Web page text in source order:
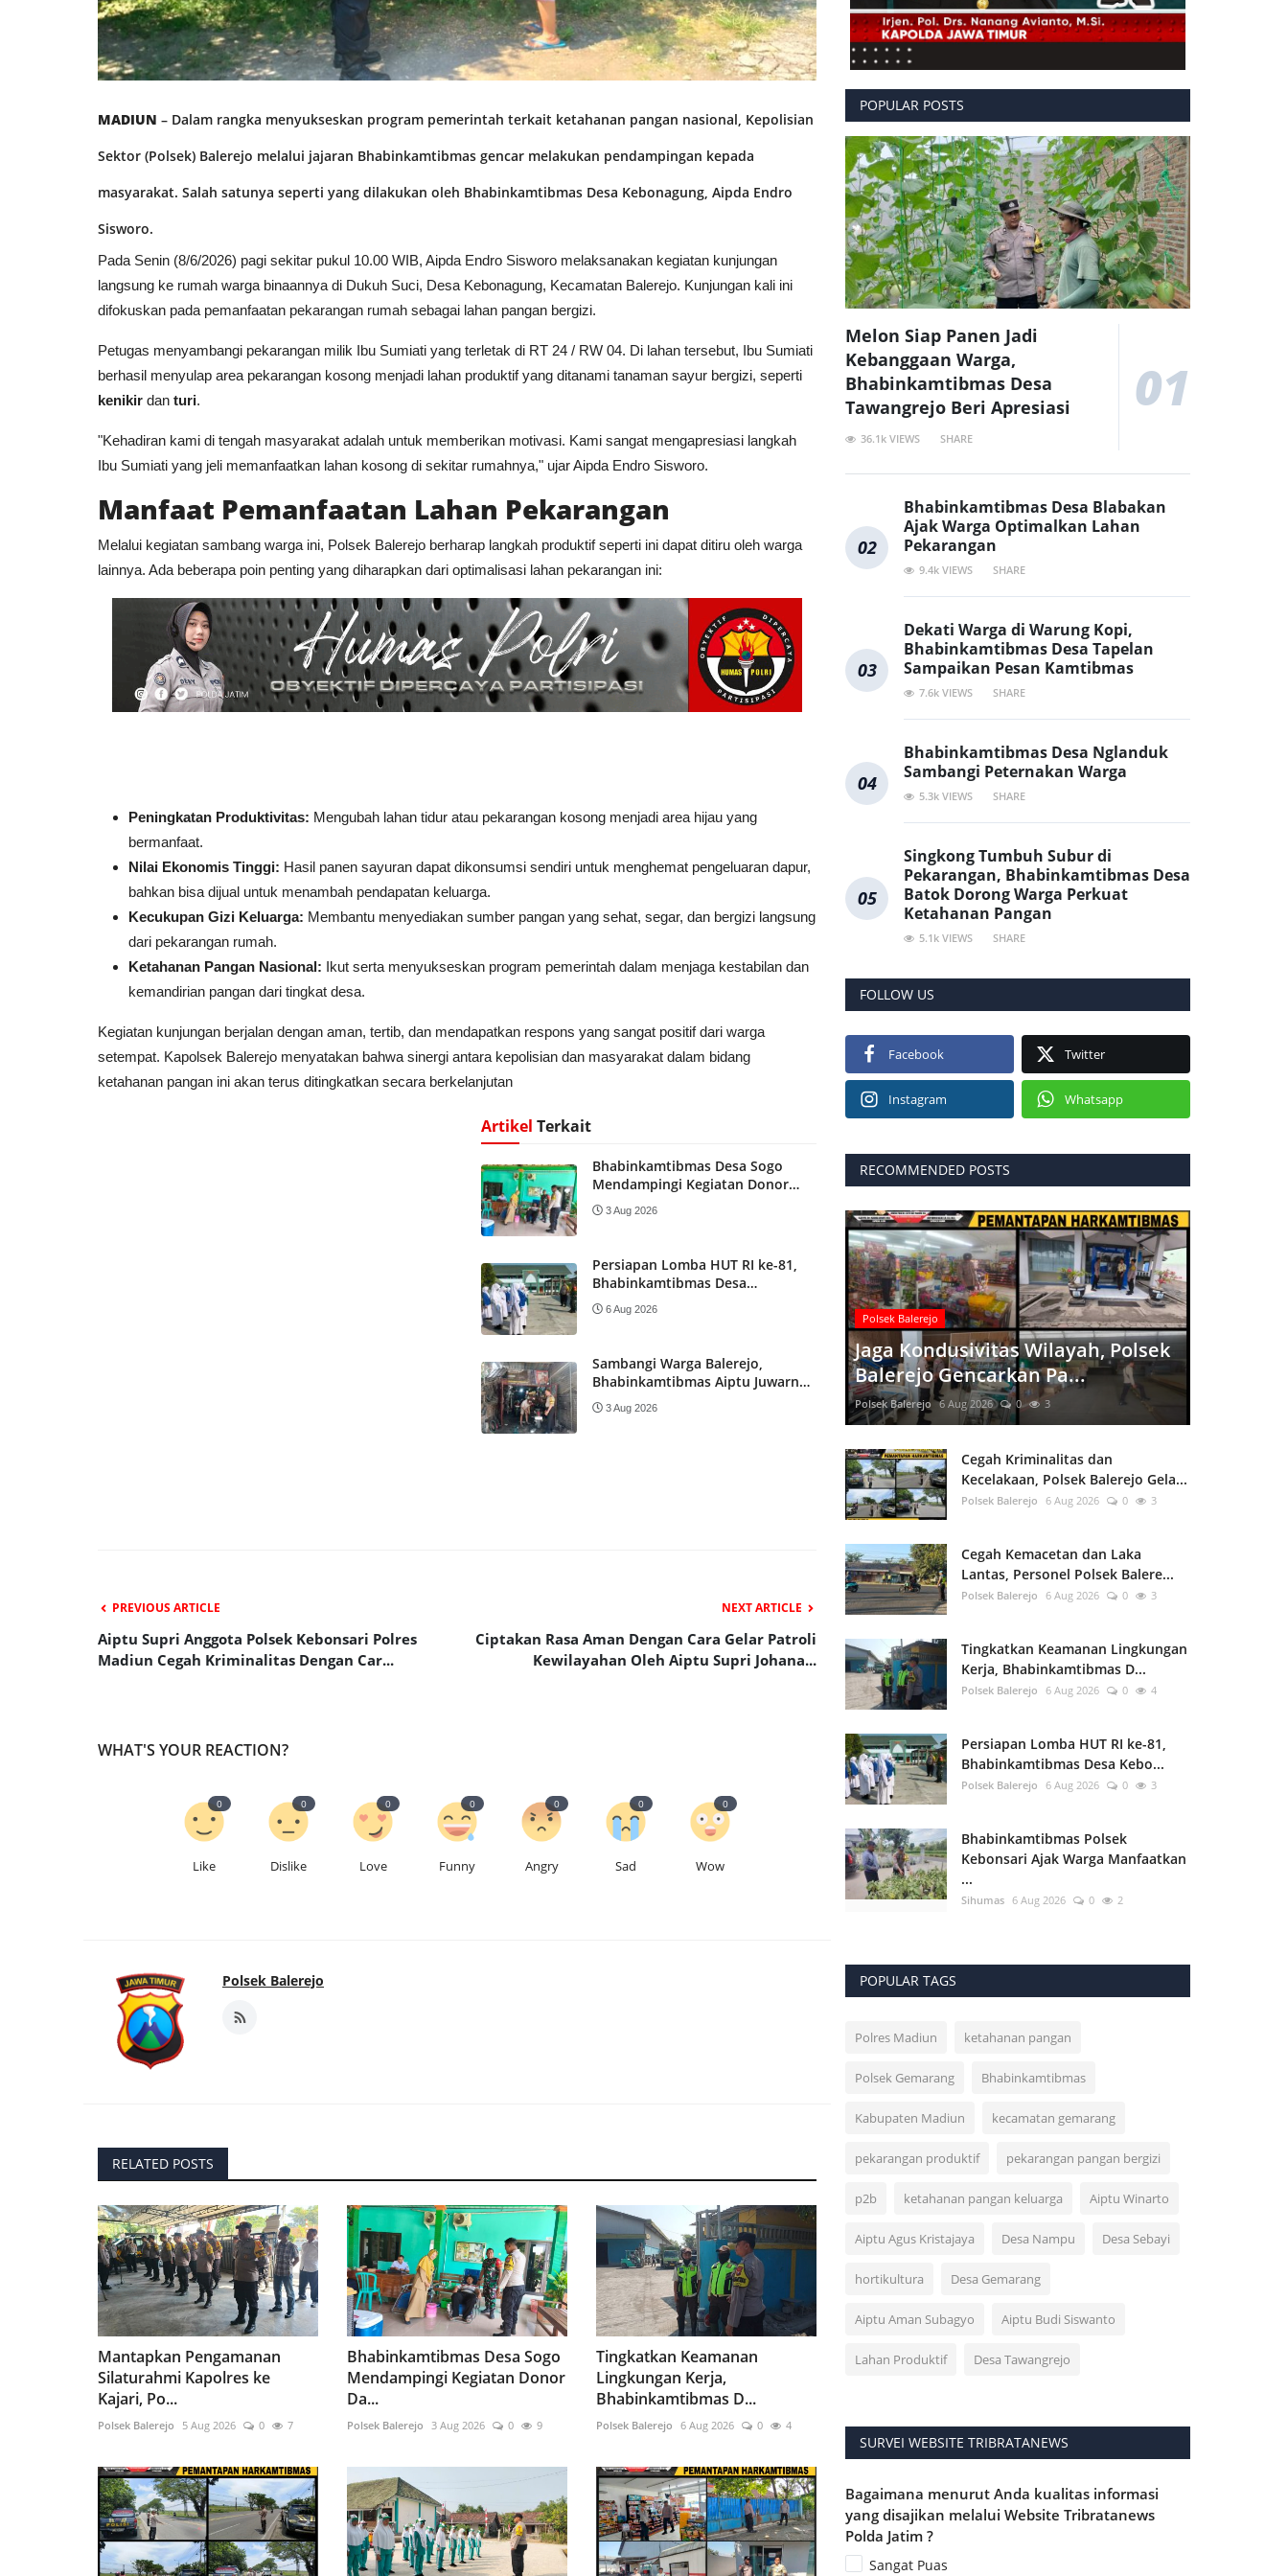
MADIUN – Dalam rangka menyukseskan program pemerintah terkait ketahanan pangan nasional, Kepolisian
Sektor (Polsek) Balerejo melalui jajaran Bhabinkamtibmas gencar melakukan pendampingan kepada
masyarakat. Salah satunya seperti yang dilakukan oleh Bhabinkamtibmas Desa Kebonagung, Aipda Endro
Sisworo.
​Pada Senin (8/6/2026) pagi sekitar pukul 10.00 WIB, Aipda Endro Sisworo melaksanakan kegiatan kunjungan
langsung ke rumah warga binaannya di Dukuh Suci, Desa Kebonagung, Kecamatan Balerejo. Kunjungan kali ini
difokuskan pada pemanfaatan pekarangan rumah sebagai lahan pangan bergizi.
​Petugas menyambangi pekarangan milik Ibu Sumiati yang terletak di RT 24 / RW 04. Di lahan tersebut, Ibu Sumiati
berhasil menyulap area pekarangan kosong menjadi lahan produktif yang ditanami tanaman sayur bergizi, seperti
kenikir dan turi.
​"Kehadiran kami di tengah masyarakat adalah untuk memberikan motivasi. Kami sangat mengapresiasi langkah
Ibu Sumiati yang jeli memanfaatkan lahan kosong di sekitar rumahnya," ujar Aipda Endro Sisworo.
Manfaat Pemanfaatan Lahan Pekarangan
​Melalui kegiatan sambang warga ini, Polsek Balerejo berharap langkah produktif seperti ini dapat ditiru oleh warga
lainnya. Ada beberapa poin penting yang diharapkan dari optimalisasi lahan pekarangan ini:
Peningkatan Produktivitas: Mengubah lahan tidur atau pekarangan kosong menjadi area hijau yang
bermanfaat.
Nilai Ekonomis Tinggi: Hasil panen sayuran dapat dikonsumsi sendiri untuk menghemat pengeluaran dapur,
bahkan bisa dijual untuk menambah pendapatan keluarga.
Kecukupan Gizi Keluarga: Membantu menyediakan sumber pangan yang sehat, segar, dan bergizi langsung
dari pekarangan rumah.
Ketahanan Pangan Nasional: Ikut serta menyukseskan program pemerintah dalam menjaga kestabilan dan
kemandirian pangan dari tingkat desa.
​Kegiatan kunjungan berjalan dengan aman, tertib, dan mendapatkan respons yang sangat positif dari warga
setempat. Kapolsek Balerejo menyatakan bahwa sinergi antara kepolisian dan masyarakat dalam bidang
ketahanan pangan ini akan terus ditingkatkan secara berkelanjutan
Artikel Terkait
Bhabinkamtibmas Desa Sogo
Mendampingi Kegiatan Donor
Darah dan Posbindu di desa sogo
3 Aug 2026
Persiapan Lomba HUT RI ke-81,
Bhabinkamtibmas Desa
Kebonagung Aipda Endro Sisworo
Latih PBB Siswi MI As-Salam
6 Aug 2026
Sambangi Warga Balerejo,
Bhabinkamtibmas Aiptu Juwarno
Tekankan Siskamling hingga
Imbau Waspada Kebakaran Lahan
3 Aug 2026
PREVIOUS ARTICLE
Aiptu Supri Anggota Polsek Kebonsari Polres
Madiun Cegah Kriminalitas Dengan Car...
NEXT ARTICLE
Ciptakan Rasa Aman Dengan Cara Gelar Patroli
Kewilayahan Oleh Aiptu Supri Johana...
WHAT'S YOUR REACTION?
Like
0
Dislike
0
Love
0
Funny
0
Angry
0
Sad
0
Wow
0
Polsek Balerejo
RELATED POSTS
Mantapkan Pengamanan
Silaturahmi Kapolres ke
Kajari, Po...
Polsek Balerejo 5 Aug 2026 0 7
Bhabinkamtibmas Desa Sogo
Mendampingi Kegiatan Donor
Da...
Polsek Balerejo 3 Aug 2026 0 9
Tingkatkan Keamanan
Lingkungan Kerja,
Bhabinkamtibmas D...
Polsek Balerejo 6 Aug 2026 0 4
POPULAR POSTS
Melon Siap Panen Jadi
Kebanggaan Warga,
Bhabinkamtibmas Desa
Tawangrejo Beri Apresiasi
36.1k VIEWS SHARE
01
02
Bhabinkamtibmas Desa Blabakan
Ajak Warga Optimalkan Lahan
Pekarangan
9.4k VIEWS SHARE
03
Dekati Warga di Warung Kopi,
Bhabinkamtibmas Desa Tapelan
Sampaikan Pesan Kamtibmas
7.6k VIEWS SHARE
04
Bhabinkamtibmas Desa Nglanduk
Sambangi Peternakan Warga
5.3k VIEWS SHARE
05
Singkong Tumbuh Subur di
Pekarangan, Bhabinkamtibmas Desa
Batok Dorong Warga Perkuat
Ketahanan Pangan
5.1k VIEWS SHARE
FOLLOW US
Facebook Twitter
Instagram Whatsapp
RECOMMENDED POSTS
Polsek Balerejo
Jaga Kondusivitas Wilayah, Polsek
Balerejo Gencarkan Pa...
Polsek Balerejo 6 Aug 2026 0 3
Cegah Kriminalitas dan
Kecelakaan, Polsek Balerejo Gela...
Polsek Balerejo 6 Aug 2026 0 3
Cegah Kemacetan dan Laka
Lantas, Personel Polsek Balere...
Polsek Balerejo 6 Aug 2026 0 3
Tingkatkan Keamanan Lingkungan
Kerja, Bhabinkamtibmas D...
Polsek Balerejo 6 Aug 2026 0 4
Persiapan Lomba HUT RI ke-81,
Bhabinkamtibmas Desa Kebo...
Polsek Balerejo 6 Aug 2026 0 3
Bhabinkamtibmas Polsek
Kebonsari Ajak Warga Manfaatkan
...
Sihumas 6 Aug 2026 0 2
POPULAR TAGS
Polres Madiun ketahanan pangan
Polsek Gemarang Bhabinkamtibmas
Kabupaten Madiun kecamatan gemarang
pekarangan produktif pekarangan pangan bergizi
p2b ketahanan pangan keluarga Aiptu Winarto
Aiptu Agus Kristajaya Desa Nampu Desa Sebayi
hortikultura Desa Gemarang
Aiptu Aman Subagyo Aiptu Budi Siswanto
Lahan Produktif Desa Tawangrejo
SURVEI WEBSITE TRIBRATANEWS
Bagaimana menurut Anda kualitas informasi
yang disajikan melalui Website Tribratanews
Polda Jatim ?
Sangat Puas